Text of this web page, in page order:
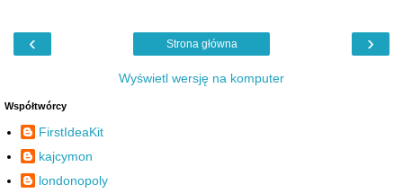
‹ ›
Strona główna
Wyświetl wersję na komputer
Współtwórcy
FirstIdeaKit
kajcymon
londonopoly